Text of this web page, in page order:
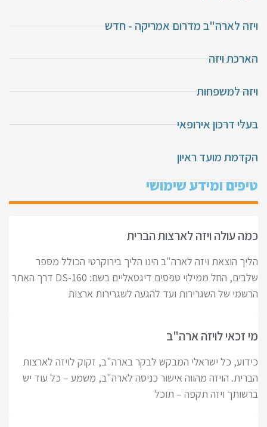
ויזה לארה"ב מדרום אמריקה - חדש
הארכת ויזה
ויזה למשפחות
בעלי דרכון אירופאי
הקדמת מועד ראיון
טיפים ומידע שימושי
כמה עולה ויזה לארצות הברית
הליך הוצאת ויזה לארה"ב הינו הליך בירוקרטי הכולל מספר
שלבים, החל ממילוי טפסים דיגטאליים בשם: DS-160 דרך האתר
הרשמי של השגרירות ועד להגעה לשגרירות ארצות
מי זכאי לויזה ארה"ב
כידוע, כל ישראלי המבקש לבקר בארה"ב, זקוק לויזה לארצות
הברית. הויזה מהווה אישור כניסה לארה"ב, משמע – כל עוד יש
ברשותך ויזה תקפה – תוכל